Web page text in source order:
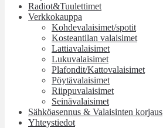
Radiot&Tuulettimet
Verkkokauppa
Kohdevalaisimet/spotit
Kosteantilan valaisimet
Lattiavalaisimet
Lukuvalaisimet
Plafondit/Kattovalaisimet
Pöytävalaisimet
Riippuvalaisimet
Seinävalaisimet
Sähköasennus & Valaisinten korjaus
Yhteystiedot